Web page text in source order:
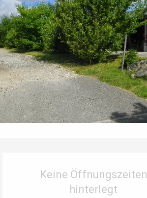
Öffnungszeiten & Kontaktdaten
Keine Öffnungszeiten
hinterlegt